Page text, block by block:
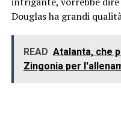
Douglas ha grandi
READ Atalanta, che
Zingonia per